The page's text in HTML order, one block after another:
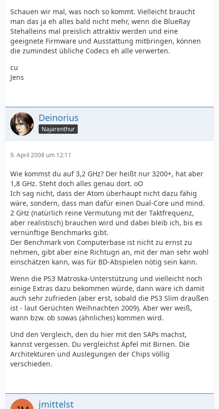
Schauen wir mal, was noch so kommt. Vielleicht braucht
man das ja eh alles bald nicht mehr, wenn die BlueRay
Stehalleins mal preislich attraktiv werden und eine
geeignete Firmware und Ausstattung mitbringen, können
die zumindest übliche Codecs eh alle verwerten.
cu
Jens
Deinorius
Najarenthur
9. April 2008 um 12:11
Wie kommst du auf 3,2 GHz? Der heißt nur 3200+, hat aber
1,8 GHz. Steht doch alles genau dort. oO
Ich sag nicht, dass der Atom überhaupt nicht dazu fähig
wäre, sondern, dass man dafür einen Dual-Core und mind.
2 GHz (natürlich reine Vermutung mit der Taktfrequenz,
aber realistisch) brauchen wird und dabei bleib ich, bis es
vernünftige Benchmarks gibt.
Der Benchmark von Computerbase ist nicht zu ernst zu
nehmen, gibt aber eine Richtugn an, mit der man sehr wohl
einschätzen kann, was für BD-Abspielen nötig sein kann.
Wenn die PS3 Matroska-Unterstützung und vielleicht noch
einige Extras dazu bekommen würde, dann wäre ich damit
auch sehr zufrieden (aber erst, sobald die PS3 Slim draußen
ist - laut Gerüchten Weihnachten 2009). Aber wer weiß,
wann bzw. ob sowas (ähnliches) kommen wird.
Und den Vergleich, den du hier mit den SAPs machst,
kannst vergessen. Du vergleichst Äpfel mit Birnen. Die
Architekturen und Auslegungen der Chips völlig
verschieden.
jmittelst